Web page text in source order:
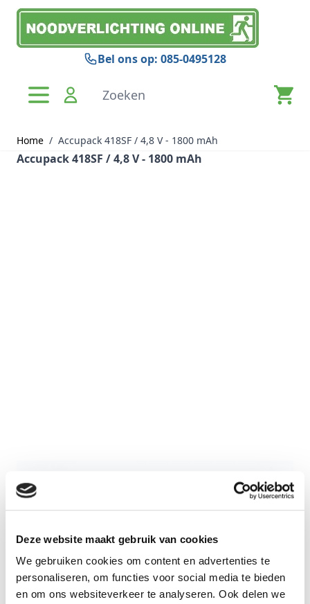
Deze website maakt gebruik van cookies
We gebruiken cookies om content en advertenties te
personaliseren, om functies voor social media te bieden
en om ons websiteverkeer te analyseren. Ook delen we
Ga naar de inhoud
Bel ons op: 085-0495128
Zoeken
Home / Accupack 418SF / 4,8 V - 1800 mAh
Accupack 418SF / 4,8 V - 1800 mAh
€ 23,95
Inclusief BTW: € 28,98
Aantal